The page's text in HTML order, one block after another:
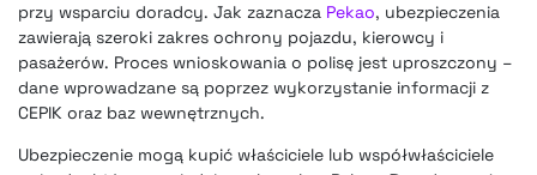
przy wsparciu doradcy. Jak zaznacza Pekao, ubezpieczenia
zawierają szeroki zakres ochrony pojazdu, kierowcy i
pasażerów. Proces wnioskowania o polisę jest uproszczony –
dane wprowadzane są poprzez wykorzystanie informacji z
CEPIK oraz baz wewnętrznych.
Ubezpieczenie mogą kupić właściciele lub współwłaściciele